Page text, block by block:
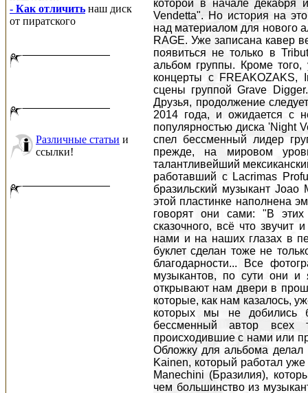
- Как отличить наш диск
от пиратского
Различные статьи и
ссылки!
которой в начале декабря
Vendetta". Но история на
над материалом для нового
RAGE. Уже записана кавер
появиться не только в
альбом группы. Кроме
концерты с FREAKOZAKS,
сцены группой Grave
Друзья, продолжение
2014 года, и ожидается с
популярностью диска 'Night
спел бессменный лидер
прежде, на мировом
талантливейший
работавший с Lacrimas
бразильский музыкант
этой пластинке наполнена
говорят они сами: "В
сказочного, всё что звучит
нами и на наших глазах в
буклет сделан тоже не
благодарности... Все
музыкантов, по сути они
открывают нам двери в
которые, как нам казалось,
которых мы не добились
бессменный автор всех
происходившие с нами или
Обложку для альбома
Kainen, который работал
Manechini (Бразилия),
чем большинство из